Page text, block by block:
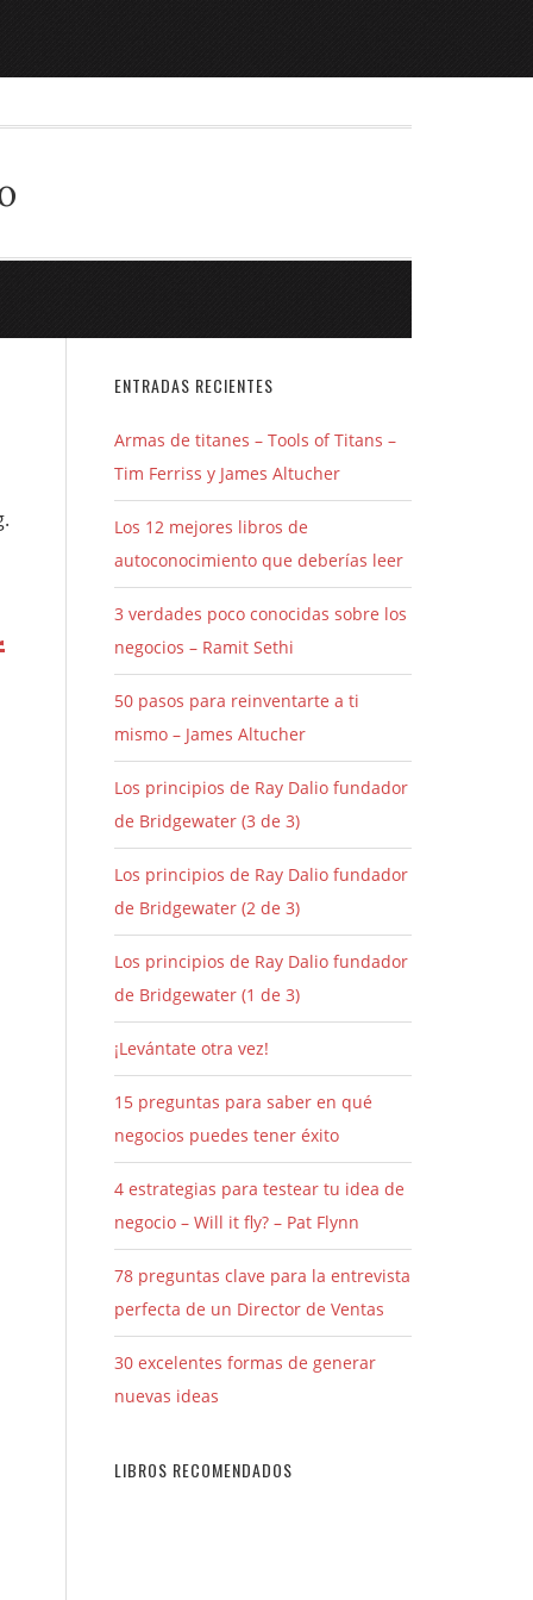
ENTRADAS RECIENTES
Armas de titanes – Tools of Titans –
Tim Ferriss y James Altucher
Los 12 mejores libros de
autoconocimiento que deberías leer
3 verdades poco conocidas sobre los
negocios – Ramit Sethi
50 pasos para reinventarte a ti
mismo – James Altucher
Los principios de Ray Dalio fundador
de Bridgewater (3 de 3)
Los principios de Ray Dalio fundador
de Bridgewater (2 de 3)
Los principios de Ray Dalio fundador
de Bridgewater (1 de 3)
¡Levántate otra vez!
15 preguntas para saber en qué
negocios puedes tener éxito
4 estrategias para testear tu idea de
negocio – Will it fly? – Pat Flynn
78 preguntas clave para la entrevista
perfecta de un Director de Ventas
30 excelentes formas de generar
nuevas ideas
LIBROS RECOMENDADOS